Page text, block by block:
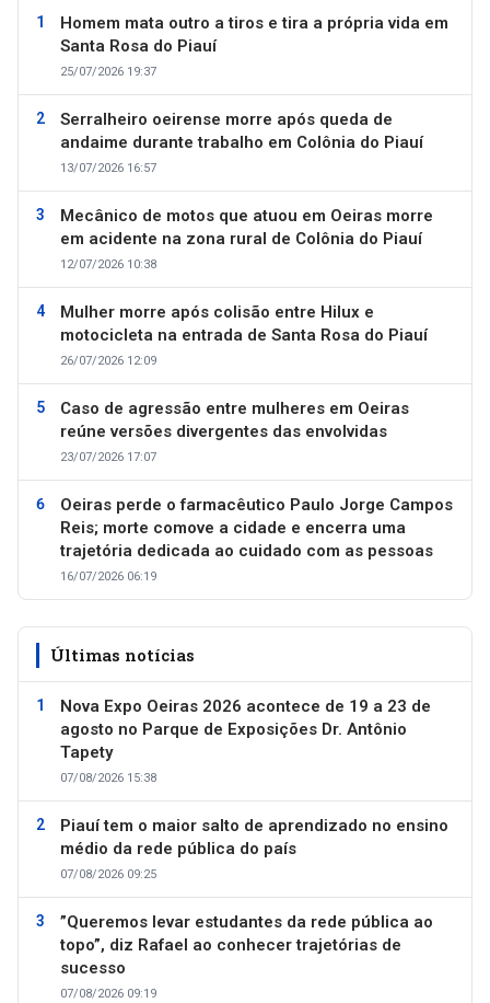
Homem mata outro a tiros e tira a própria vida em
Santa Rosa do Piauí
25/07/2026 19:37
Serralheiro oeirense morre após queda de
andaime durante trabalho em Colônia do Piauí
13/07/2026 16:57
Mecânico de motos que atuou em Oeiras morre
em acidente na zona rural de Colônia do Piauí
12/07/2026 10:38
Mulher morre após colisão entre Hilux e
motocicleta na entrada de Santa Rosa do Piauí
26/07/2026 12:09
Caso de agressão entre mulheres em Oeiras
reúne versões divergentes das envolvidas
23/07/2026 17:07
Oeiras perde o farmacêutico Paulo Jorge Campos
Reis; morte comove a cidade e encerra uma
trajetória dedicada ao cuidado com as pessoas
16/07/2026 06:19
Últimas notícias
Nova Expo Oeiras 2026 acontece de 19 a 23 de
agosto no Parque de Exposições Dr. Antônio
Tapety
07/08/2026 15:38
Piauí tem o maior salto de aprendizado no ensino
médio da rede pública do país
07/08/2026 09:25
”Queremos levar estudantes da rede pública ao
topo”, diz Rafael ao conhecer trajetórias de
sucesso
07/08/2026 09:19